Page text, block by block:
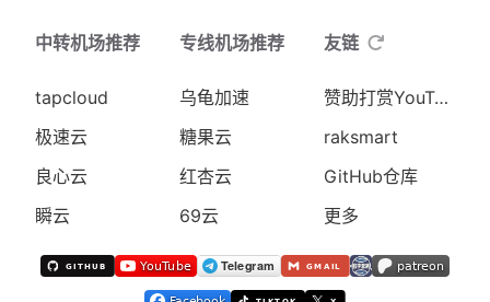
中转机场推荐
tapcloud
极速云
良心云
瞬云
专线机场推荐
乌龟加速
糖果云
红杏云
69云
友链
赞助打赏YouTube
raksmart
GitHub仓库
更多